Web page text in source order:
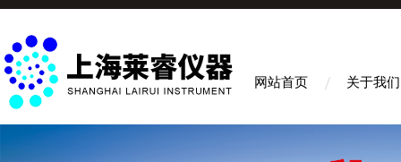
网站首页 关于我们